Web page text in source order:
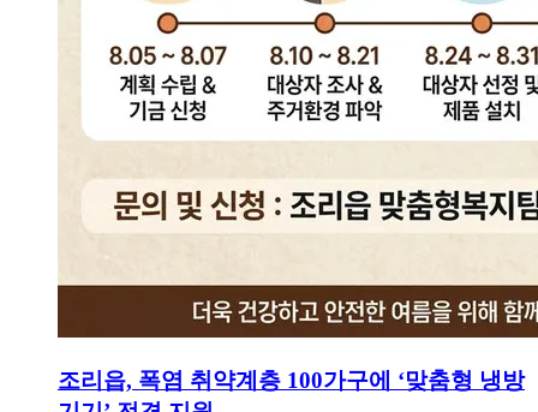
조리읍, 폭염 취약계층 100가구에 ‘맞춤형 냉방